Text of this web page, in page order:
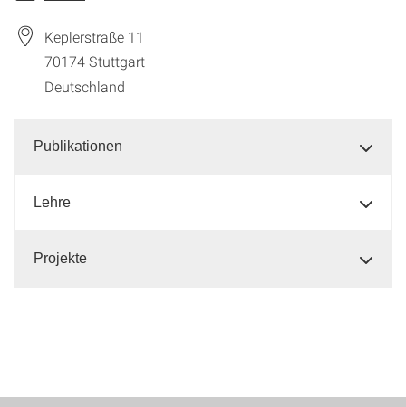
Keplerstraße 11
70174Stuttgart
Deutschland
Publikationen
Lehre
Projekte